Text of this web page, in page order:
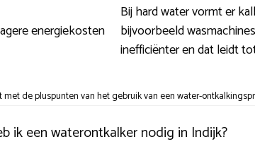
energiekosten
Bij hard water vormt er
bijvoorbeeld
inefficiënter en dat leidt
met de pluspunten van het gebruik van een water-
ik een waterontkalker nodig in Indijk?